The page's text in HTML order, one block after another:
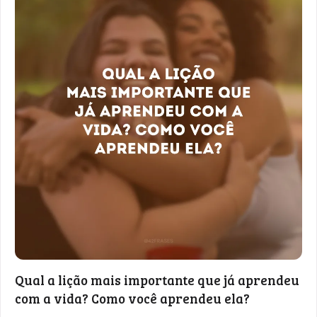
Qual a lição mais importante que já aprendeu
com a vida? Como você aprendeu ela?